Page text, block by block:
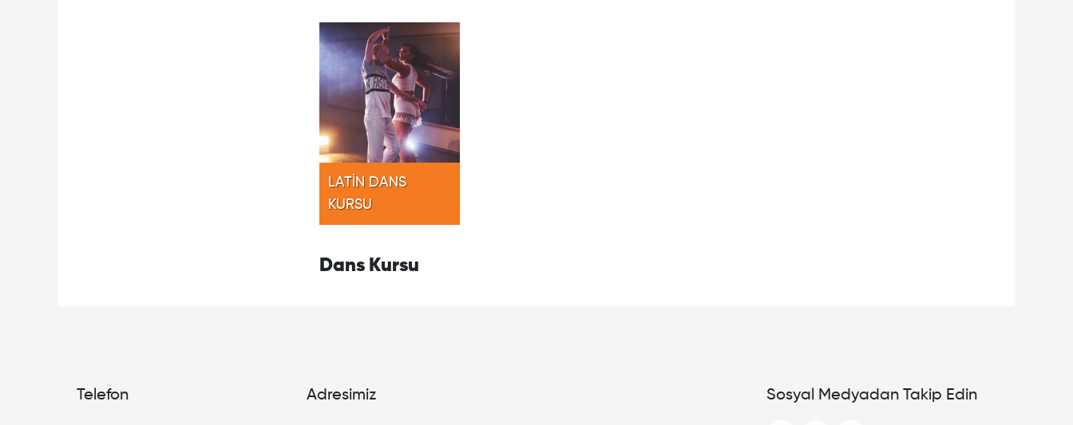
LATIN DANS
KURSU
Dans Kursu
Telefon Adresimiz Sosyal Medyadan Takip Edin